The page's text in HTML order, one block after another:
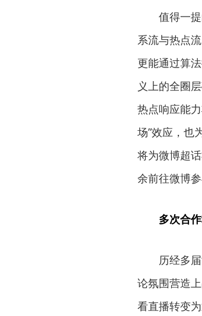
值得一
系流与热点
更能通过算
义上的全圈
热点响应能
场”效应，也
将为微博超
余前往微博
多次合
历经多
论氛围营造
看直播转变